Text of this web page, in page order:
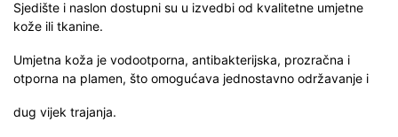
Sjedište i naslon dostupni su u izvedbi od kvalitetne umjetne
kože ili tkanine.
Umjetna koža je vodootporna, antibakterijska, prozračna i
otporna na plamen, što omogućava jednostavno održavanje i
dug vijek trajanja.